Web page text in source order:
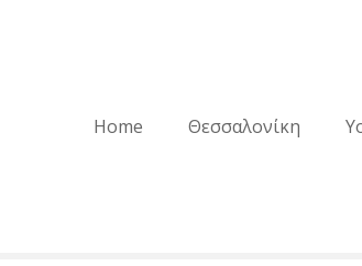
Home Θεσσαλονίκη